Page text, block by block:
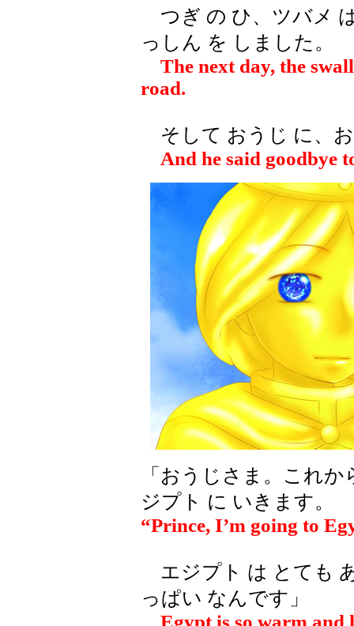
つぎ の ひ、ツバメ
っしん を しました。
The next day, the
road.
そして おうじ に、
And he said goodbye
「おうじさま。これ
ジプト に いきます。
“Prince, I’m going to
エジプト は とても
っぱい なんです」
Egypt is so warm and